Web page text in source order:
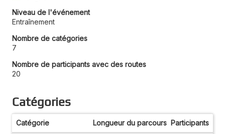
Niveau de l'événement
Entraînement
Nombre de catégories
7
Nombre de participants avec des routes
20
Catégories
Catégorie Longueur du parcours Participants